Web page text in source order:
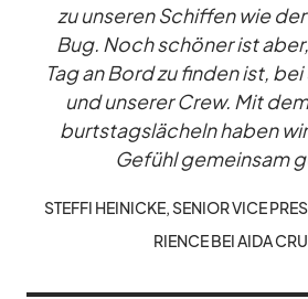
zu un­se­ren Schif­fen wie
Bug. Noch schö­ner ist
Tag an Bord zu fin­den ist,
und un­se­rer Crew. Mit
burts­tags­lä­cheln ha­ben
Ge­fühl ge­mein­sam
STEFFI HEI­NI­CKE, SE­NIOR VICE
RI­ENCE BEI AIDA